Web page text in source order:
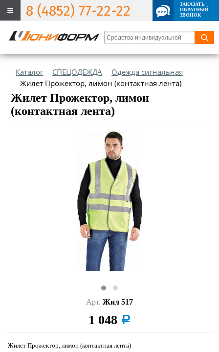
8 (4852) 77-22-22
ЗАКАЗАТЬ
ОБРАТНЫЙ
ЗВОНОК
Каталог СПЕЦОДЕЖДА
Одежда сигнальная
Жилет Прожектор, лимон (контактная лента)
Жилет Прожектор, лимон
(контактная лента)
Арт. Жил 517
1 048 a
Жилет Прожектор, лимон (контактная лента)